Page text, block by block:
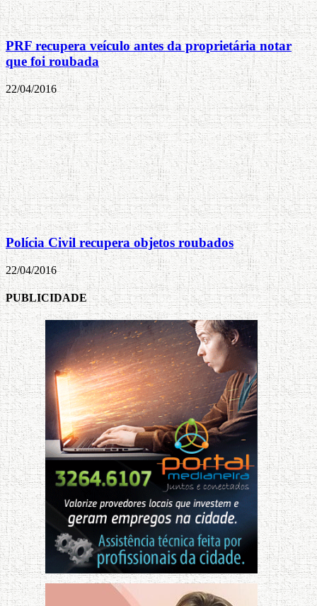
PRF recupera veículo antes da proprietária notar
que foi roubada
22/04/2016
Polícia Civil recupera objetos roubados
22/04/2016
PUBLICIDADE